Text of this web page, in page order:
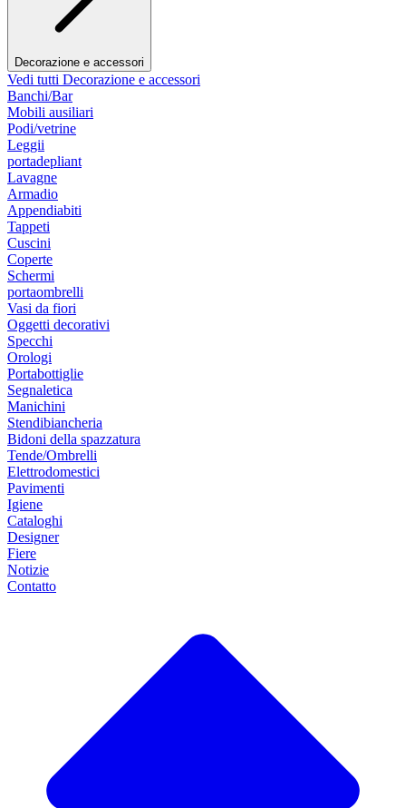
Decorazione e accessori
Vedi tutti Decorazione e accessori
Banchi/Bar
Mobili ausiliari
Podi/vetrine
Leggii
portadepliant
Lavagne
Armadio
Appendiabiti
Tappeti
Cuscini
Coperte
Schermi
portaombrelli
Vasi da fiori
Oggetti decorativi
Specchi
Orologi
Portabottiglie
Segnaletica
Manichini
Stendibiancheria
Bidoni della spazzatura
Tende/Ombrelli
Elettrodomestici
Pavimenti
Igiene
Cataloghi
Designer
Fiere
Notizie
Contatto